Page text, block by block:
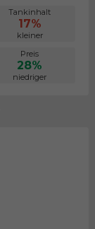
Tankinhalt
17%
kleiner
Preis
28%
niedriger